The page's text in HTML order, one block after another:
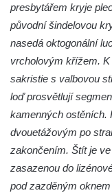
Vojkovic
Kostel
u Vojkovic
Kaple svatého
Márnice na
Márnice na
Kostel svatého
Hrobčicích
presbytářem kryje
původní šindelovou
nasedá oktogonální
vrcholovým křížem.
sakristie s valbovou
loď prosvětlují
kamenných ostěních.
dvouetážovým po
zakončením. Štít je
zasazenou do
pod zazděným